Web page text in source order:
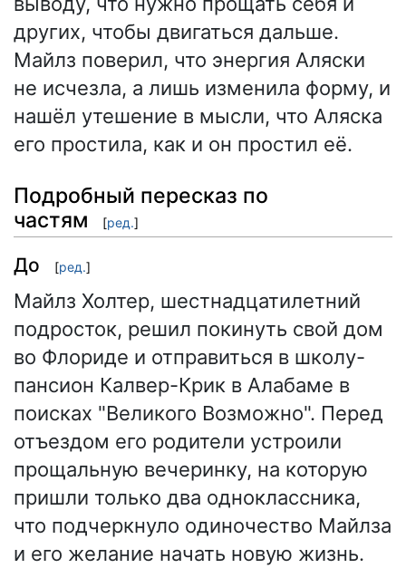
других, чтобы двигаться дальше.
Майлз поверил, что энергия Аляски
не исчезла, а лишь изменила форму, и
нашёл утешение в мысли, что Аляска
его простила, как и он простил её.
Подробный пересказ по
частям
[ред.]
До [ред.]
Майлз Холтер, шестнадцатилетний
подросток, решил покинуть свой дом
во Флориде и отправиться в школу-
пансион Калвер-Крик в Алабаме в
поисках "Великого Возможно". Перед
отъездом его родители устроили
прощальную вечеринку, на которую
пришли только два одноклассника,
что подчеркнуло одиночество Майлза
и его желание начать новую жизнь.